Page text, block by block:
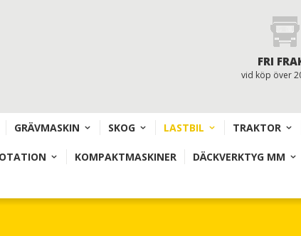
FRI
vid köp över
GRÄVMASKIN SKOG LASTBIL TRAKTOR
KOMPAKTMASKINER DÄCKVERKTYG MM